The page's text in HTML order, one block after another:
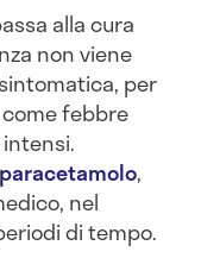
alla cura
non viene
per
febbre
paracetamolo,
nel
di tempo.